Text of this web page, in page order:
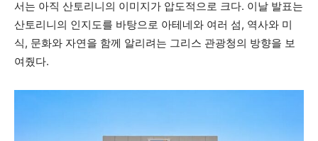
서는 아직 산토리니의 이미지가 압도적으로 크다. 이날 발표는
산토리니의 인지도를 바탕으로 아테네와 여러 섬, 역사와 미
식, 문화와 자연을 함께 알리려는 그리스 관광청의 방향을 보
여줬다.